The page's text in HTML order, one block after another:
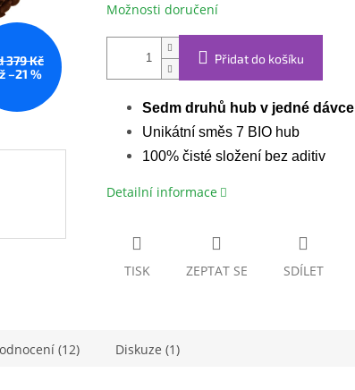
379 Kč
–21 %
Možnosti doručení
Přidat do košíku
Sedm druhů hub v jedné dávce
Unikátní směs 7 BIO hub
100% čisté složení bez aditiv
Detailní informace
TISK ZEPTAT SE SDÍLET
(12) Diskuze (1)